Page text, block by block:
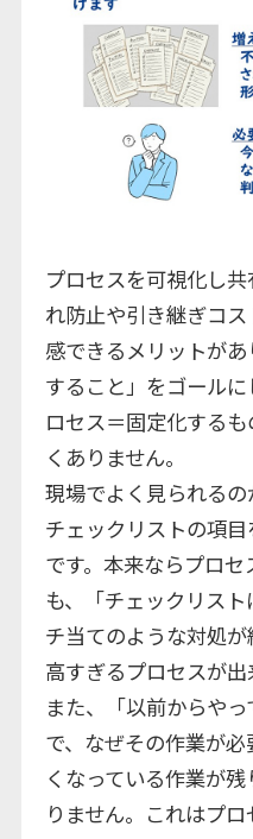
プロセスを可視化し
れ防止や引き継ぎコ
感できるメリットが
すること」をゴール
ロセス＝固定化する
くありません。
現場でよく見られる
チェックリストの項
です。本来ならプロ
も、「チェックリス
チ当てのような対処
高すぎるプロセスが出
また、「以前からや
で、なぜその作業が
くなっている作業が
りません。これはプ